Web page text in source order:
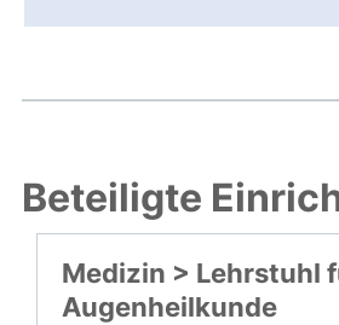
Beteiligte
Medizin > Lehrstuhl
Augenheilkunde